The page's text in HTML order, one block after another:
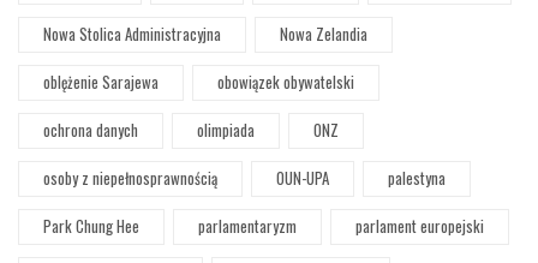
Nowa Stolica Administracyjna
Nowa Zelandia
oblężenie Sarajewa
obowiązek obywatelski
ochrona danych
olimpiada
ONZ
osoby z niepełnosprawnością
OUN-UPA
palestyna
Park Chung Hee
parlamentaryzm
parlament europejski